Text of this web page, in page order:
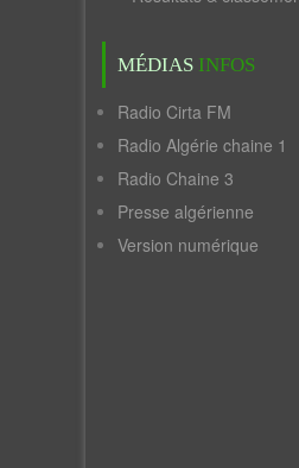
MÉDIAS INFOS
Radio Cirta FM
Radio Algérie chaine 1
Radio Chaine 3
Presse algérienne
Version numérique